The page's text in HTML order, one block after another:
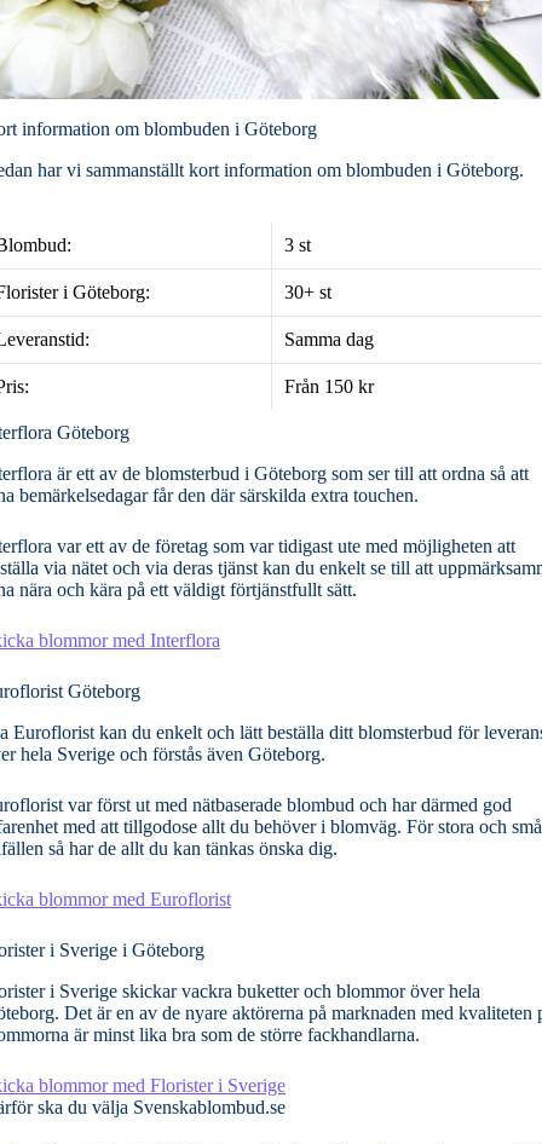
information om blombuden i Göteborg
har vi sammanställt kort information om blombuden i Göteborg.
3 st
i Göteborg: 30+ st
Samma dag
Från 150 kr
Göteborg
är ett av de blomsterbud i Göteborg som ser till att ordna så att
bemärkelsedagar får den där särskilda extra touchen.
var ett av de företag som var tidigast ute med möjligheten att
via nätet och via deras tjänst kan du enkelt se till att
nära och kära på ett väldigt förtjänstfullt sätt.
blommor med Interflora
Göteborg
Euroflorist kan du enkelt och lätt beställa ditt blomsterbud för
hela Sverige och förstås även Göteborg.
var först ut med nätbaserade blombud och har därmed god
med att tillgodose allt du behöver i blomväg. För stora och små
så har de allt du kan tänkas önska dig.
blommor med Euroflorist
i Sverige i Göteborg
i Sverige skickar vackra buketter och blommor över hela
Det är en av de nyare aktörerna på marknaden med kvaliteten
är minst lika bra som de större fackhandlarna.
blommor med Florister i Sverige
ska du välja Svenskablombud.se